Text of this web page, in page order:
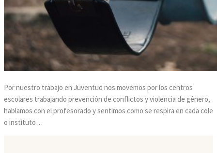
Por nuestro trabajo en Juventud nos movemos por los centros
escolares trabajando prevención de conflictos y violencia de género,
hablamos con el profesorado y sentimos como se respira en cada cole
o instituto…